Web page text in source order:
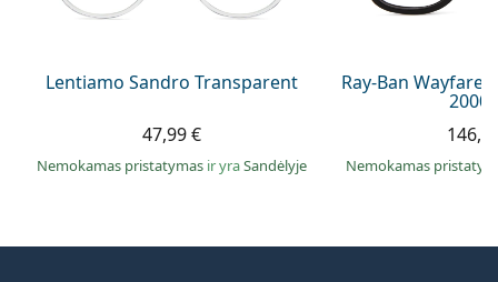
Lentiamo Sandro Transparent
47,99 €
Nemokamas pristatymas ir yraSandėlyje
Ray-Ban Wayfarer
2000
Nemokamas